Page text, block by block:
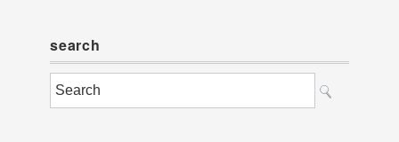
search